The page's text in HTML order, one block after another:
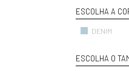
ESCOLHA A
DENIM
ESCOLHA O